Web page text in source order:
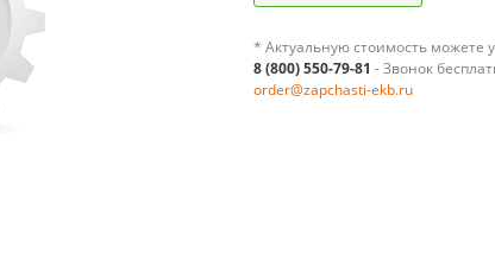
* Актуальную стоимость можете
8 (800) 550-79-81 - Звонок
order@zapchasti-ekb.ru